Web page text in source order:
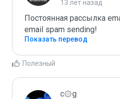
13 лет назад
Постоянная рассылка
email spam sending!
Показать перевод
Полезный
c۞g